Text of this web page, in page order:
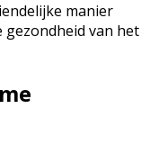
manier
van het